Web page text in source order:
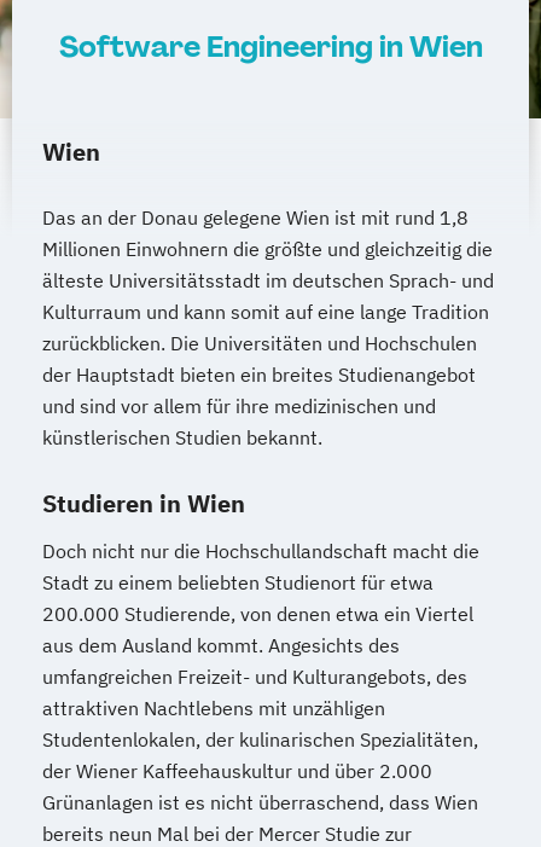
Software Engineering in Wien
Wien
Das an der Donau gelegene Wien ist mit rund 1,8
Millionen Einwohnern die größte und gleichzeitig die
älteste Universitätsstadt im deutschen Sprach- und
Kulturraum und kann somit auf eine lange Tradition
zurückblicken. Die Universitäten und Hochschulen
der Hauptstadt bieten ein breites Studienangebot
und sind vor allem für ihre medizinischen und
künstlerischen Studien bekannt.
Studieren in Wien
Doch nicht nur die Hochschullandschaft macht die
Stadt zu einem beliebten Studienort für etwa
200.000 Studierende, von denen etwa ein Viertel
aus dem Ausland kommt. Angesichts des
umfangreichen Freizeit- und Kulturangebots, des
attraktiven Nachtlebens mit unzähligen
Studentenlokalen, der kulinarischen Spezialitäten,
der Wiener Kaffeehauskultur und über 2.000
Grünanlagen ist es nicht überraschend, dass Wien
bereits neun Mal bei der Mercer Studie zur